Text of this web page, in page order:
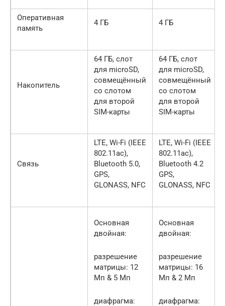
Оперативная
память
4 ГБ 4 ГБ
Накопитель
64 ГБ, слот
для microSD,
совмещённый
со слотом
для второй
SIM-карты
64 ГБ, слот
для microSD,
совмещённый
со слотом
для второй
SIM-карты
Связь
LTE, Wi-Fi (IEEE
802.11ac),
Bluetooth 5.0,
GPS,
GLONASS, NFC
LTE, Wi-Fi (IEEE
802.11ac),
Bluetooth 4.2
GPS,
GLONASS, NFC
Основная
двойная:
разрешение
матрицы: 12
Мп & 5 Мп
диафрагма:
Основная
двойная:
разрешение
матрицы: 16
Мп & 2 Мп
диафрагма: